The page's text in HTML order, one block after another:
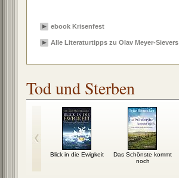
ebook Krisenfest
Alle Literaturtipps zu Olav Meyer-Sievers
Tod und Sterben
Blick in die Ewigkeit
Das Schönste kommt
noch